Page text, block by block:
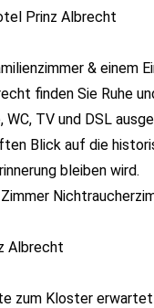
Prinz Albrecht
& einem
finden Sie Ruhe
WC, TV und DSL
Blick auf die
bleiben wird.
Albrecht
zum Kloster erwartet